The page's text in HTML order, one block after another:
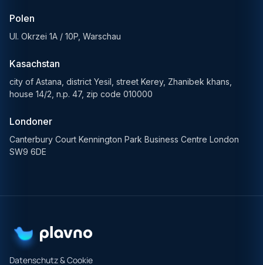
Polen
Ul. Okrzei 1A / 10P, Warschau
Kasachstan
city of Astana, district Yesil, street Kerey, Zhanibek khans,
house 14/2, n.p. 47, zip code 010000
Londoner
Canterbury Court Kennington Park Business Centre London
SW9 6DE
Datenschutz & Cookie